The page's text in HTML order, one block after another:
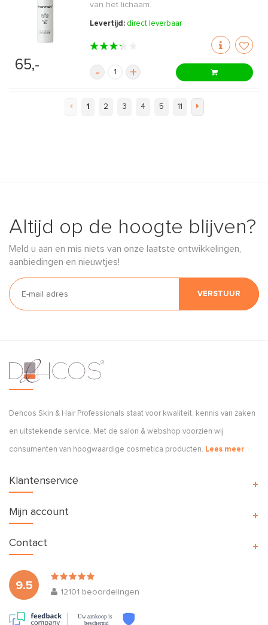
65,-
van het lichaam.
Levertijd: direct leverbaar
- +
1 2 3 4 5 11
Altijd op de hoogte blijven?
Meld u aan en mis niets van onze laatste ontwikkelingen,
aanbiedingen en nieuwtjes!
VERSTUUR
Dehcos Skin & Hair Professionals staat voor kwaliteit, kennis van zaken
en uitstekende service. Met de salon & webshop voorzien wij
consumenten van hoogwaardige cosmetica producten. Lees meer
Klantenservice
Mijn account
9.5
12101 beoordelingen
Uw aankoop is
beschermd
Contact